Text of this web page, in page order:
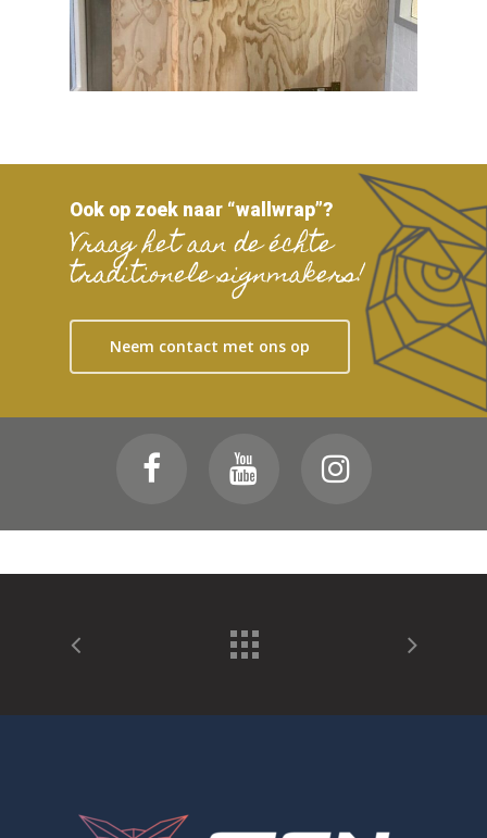
Ook op zoek naar “wallwrap”?
Vraag het aan de échte
traditionele signmakers!
Neem contact met ons op